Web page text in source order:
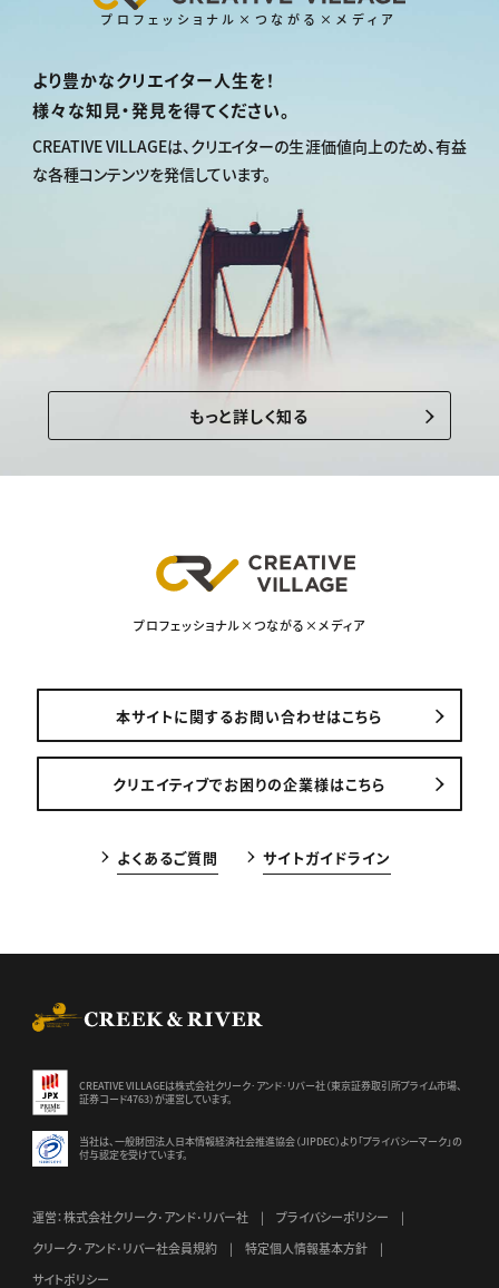
プロフェッショナル×つながる×メディア
より豊かなクリエイター人生を！
様々な知見・発見を得てください。
CREATIVE VILLAGEは、クリエイターの生涯価値向上のため、有益
な各種コンテンツを発信しています。
もっと詳しく知る
プロフェッショナル×つながる×メディア
本サイトに関するお問い合わせはこちら
クリエイティブでお困りの企業様はこちら
よくあるご質問 サイトガイドライン
CREATIVE VILLAGEは株式会社クリーク･アンド･リバー社（東京証券取引所プライム市場、
証券コード4763）が運営しています。
当社は、一般財団法人日本情報経済社会推進協会（JIPDEC）より 「プライバシーマーク」の
付与認定を受けています。
運営：株式会社クリーク･アンド･リバー社
プライバシーポリシー
クリーク･アンド･リバー社会員規約
特定個人情報基本方針
サイトポリシー